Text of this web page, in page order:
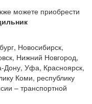
можете приобрести
Новосибирск,
Нижний Новгород,
Дону, Уфа, Красноярск,
Коми, республику
– транспортной